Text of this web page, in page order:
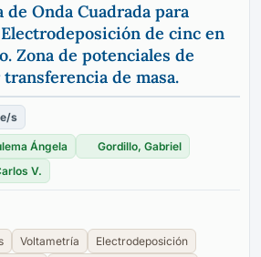
Onda Cuadrada para
de cinc en
Zona de potenciales de
de masa.
s
Ángela
Gordillo, Gabriel
V.
Voltametría
Electrodeposición